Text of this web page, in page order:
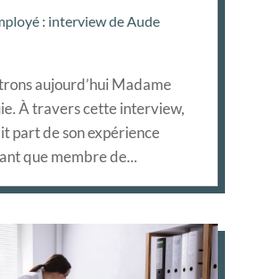
: interview de Aude
aujourd’hui Madame
À travers cette interview,
part de son expérience
que membre de...